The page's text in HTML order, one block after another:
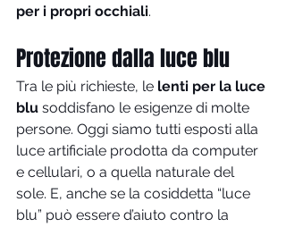
per i propri occhiali.
Protezione dalla luce blu
Tra le più richieste, le lenti per la luce
blu soddisfano le esigenze di molte
persone. Oggi siamo tutti esposti alla
luce artificiale prodotta da computer
e cellulari, o a quella naturale del
sole. E, anche se la cosiddetta “luce
blu” può essere d’aiuto contro la